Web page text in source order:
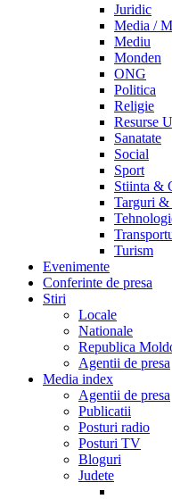
Juridic
Media /
Mediu
Monden
ONG
Politica
Religie
Resurse
Sanatate
Social
Sport
Stiinta &
Targuri
Turism
Evenimente
Conferinte de presa
Stiri
Locale
Nationale
Republica
Agentii de presa
Media index
Agentii de presa
Publicatii
Posturi radio
Posturi TV
Bloguri
Judete